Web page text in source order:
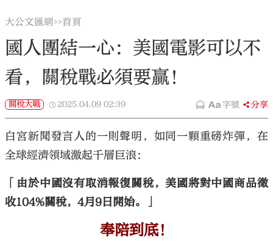
大公文匯網>>首頁
國人團結一心：美國電影可以不
看，關稅戰必須要贏！
關稅大戰 2025.04.09 02:39 字號 分享
白宮新聞發言人的一則聲明，如同一顆重磅炸彈，在
全球經濟領域激起千層巨浪：
「由於中國沒有取消報復關稅，美國將對中國商品徵
收104%關稅，4月9日開始。」
奉陪到底！